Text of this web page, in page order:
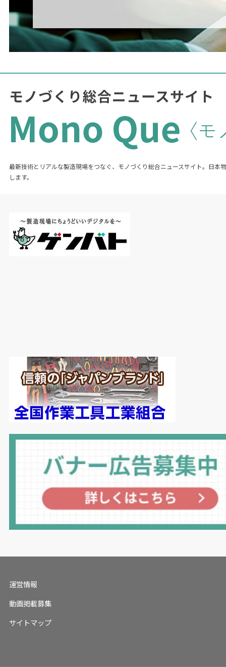
最新技術とリアルな製造現場をつなぐ、モノづくり総合ニュースサイト。日本
します。
運営情報
動画掲載募集
サイトマップ